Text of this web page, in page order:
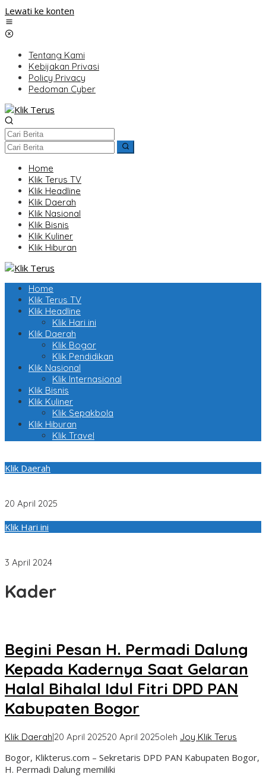
Lewati ke konten
Tentang Kami
Kebijakan Privasi
Policy Privacy
Pedoman Cyber
Home
Klik Terus TV
Klik Headline
Klik Daerah
Klik Nasional
Klik Bisnis
Klik Kuliner
Klik Hiburan
Home
Klik Terus TV
Klik Headline
Klik Hari ini
Klik Daerah
Klik Bogor
Klik Pendidikan
Klik Nasional
Klik Internasional
Klik Bisnis
Klik Kuliner
Klik Sepakbola
Klik Hiburan
Klik Travel
Klik Daerah
20 April 2025
Klik Hari ini
3 April 2024
Kader
Begini Pesan H. Permadi Dalung
Kepada Kadernya Saat Gelaran
Halal Bihalal Idul Fitri DPD PAN
Kabupaten Bogor
Klik Daerah|20 April 202520 April 2025oleh Joy Klik Terus
Bogor, Klikterus.com – Sekretaris DPD PAN Kabupaten Bogor,
H. Permadi Dalung memiliki